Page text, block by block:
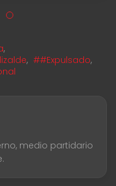
,
, ##Expulsado,
medio partidario